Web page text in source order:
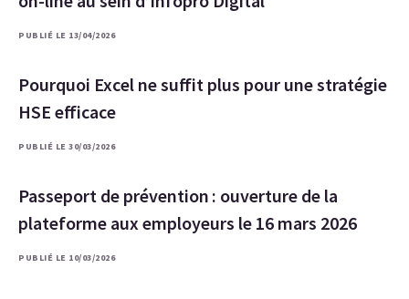
PUBLIÉ LE 13/04/2026
Pourquoi Excel ne suffit plus pour une stratégie
HSE efficace
PUBLIÉ LE 30/03/2026
Passeport de prévention : ouverture de la
plateforme aux employeurs le 16 mars 2026
PUBLIÉ LE 10/03/2026